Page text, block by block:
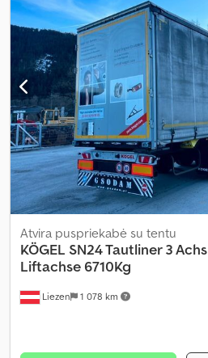
Liezen 1 078 km
Atvira puspriekabė su tentu
KÖGEL SN24 Tautliner 3 Achs
Liftachse 6710Kg